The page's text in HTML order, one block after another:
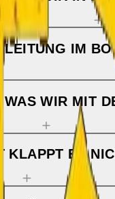
IM
WIR MIT
KLAPPT ES